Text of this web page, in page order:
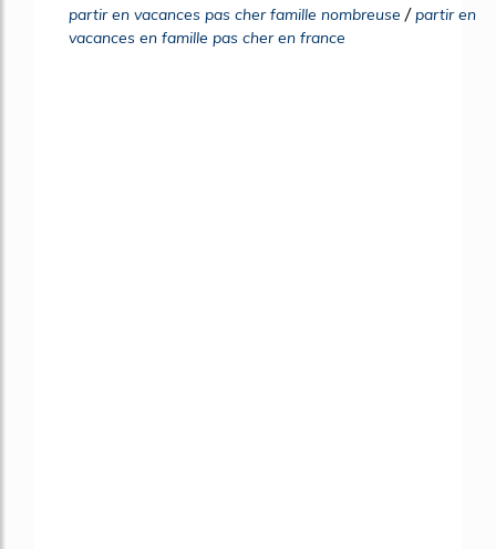
partir en vacances pas cher famille nombreuse /partir en
vacances en famille pas cher en france